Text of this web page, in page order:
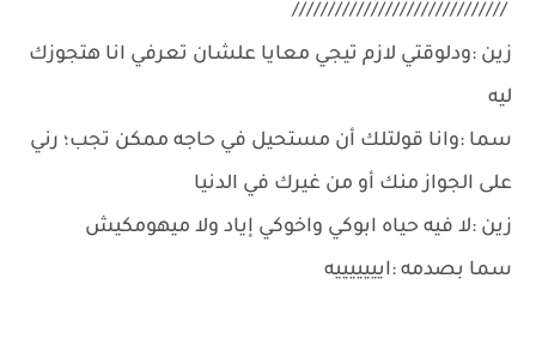
//////////////////////////////
زين :ودلوقتي لازم تيجي معايا علشان تعرفي انا هتجوزك
ليه
سما :وانا قولتلك أن مستحيل في حاجه ممكن تجب؛ رني
على الجواز منك أو من غيرك في الدنيا
زين :لا فيه حياه ابوكي واخوكي إياد ولا ميهومكيش
سما بصدمه :ايييييييه